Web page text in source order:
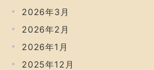
2026年3月
2026年2月
2026年1月
2025年12月